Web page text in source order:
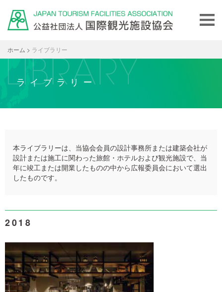
ホーム > ライブラリー
ライブラリー
本ライブラリーは、当協会会員の設計事務所または建築会社が
設計または施工に関わった旅館・ホテルおよび観光施設で、当
年に竣工または開業したものの中から広報委員会において選出
したものです。
2018